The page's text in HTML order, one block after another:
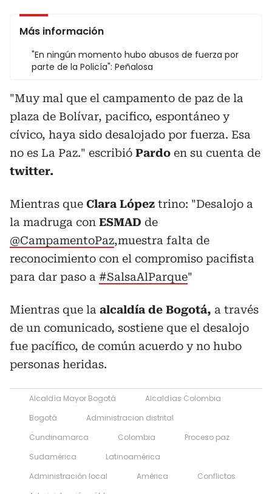
Más información
"En ningún momento hubo abusos de fuerza por
parte de la Policía": Peñalosa
"Muy mal que el campamento de paz de la
plaza de Bolívar, pacifico, espontáneo y
cívico, haya sido desalojado por fuerza. Esa
no es La Paz." escribió Pardo en su cuenta de
twitter.
Mientras que Clara López trino: "Desalojo a
la madruga con ESMAD de
@CampamentoPaz,muestra falta de
reconocimiento con el compromiso pacifista
para dar paso a #SalsaAlParque"
Mientras que la alcaldía de Bogotá, a través
de un comunicado, sostiene que el desalojo
fue pacífico, de común acuerdo y no hubo
personas heridas.
Alcaldía Mayor Bogotá
Alcaldías Colombia
Bogotá
Administracion distrital
Cundinamarca
Colombia
Proceso paz
Sudamérica
Latinoamérica
Administración local
América
Conflictos